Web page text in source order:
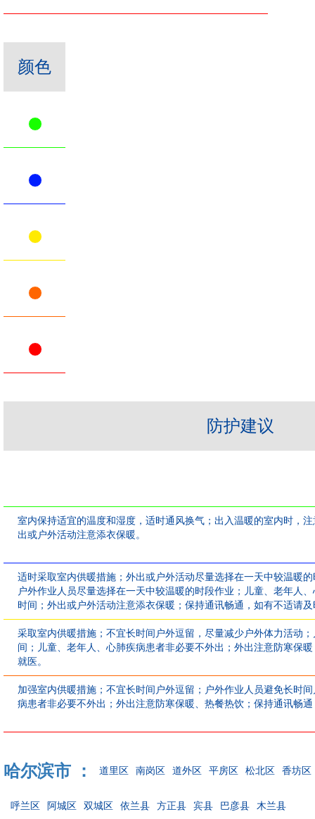
颜色
防护建议
室内保持适宜的温度和湿度，适时通风换气；出入温暖的室内时，
出或户外活动注意添衣保暖。
适时采取室内供暖措施；外出或户外活动尽量选择在一天中较温暖
户外作业人员尽量选择在一天中较温暖的时段作业；儿童、老年人
时间；外出或户外活动注意添衣保暖；保持通讯畅通，如有不适请
采取室内供暖措施；不宜长时间户外逗留，尽量减少户外体力活动
间；儿童、老年人、心肺疾病患者非必要不外出；外出注意防寒保
就医。
加强室内供暖措施；不宜长时间户外逗留；户外作业人员避免长时
病患者非必要不外出；外出注意防寒保暖、热餐热饮；保持通讯畅
哈尔滨市 ： 道里区 南岗区 道外区 平房区 松北区 香坊区
呼兰区 阿城区 双城区 依兰县 方正县 宾县 巴彦县 木兰县